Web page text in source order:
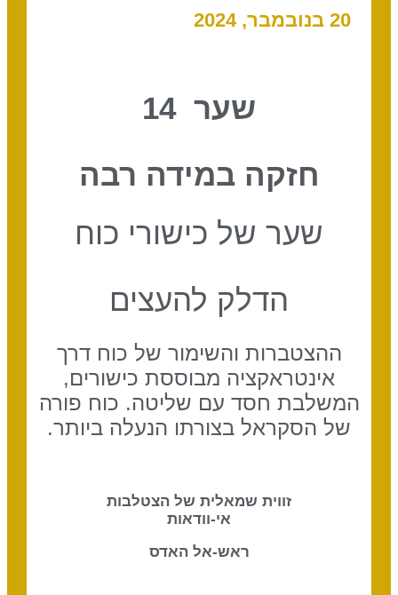
20 בנובמבר, 2024
שער 14
חזקה במידה רבה
שער של כישורי כוח
הדלק להעצים
ההצטברות והשימור של כוח דרך
אינטראקציה מבוססת כישורים,
המשלבת חסד עם שליטה. כוח פורה
של הסקראל בצורתו הנעלה ביותר.
זווית שמאלית של הצטלבות
אי-וודאות
ראש-אל האדס